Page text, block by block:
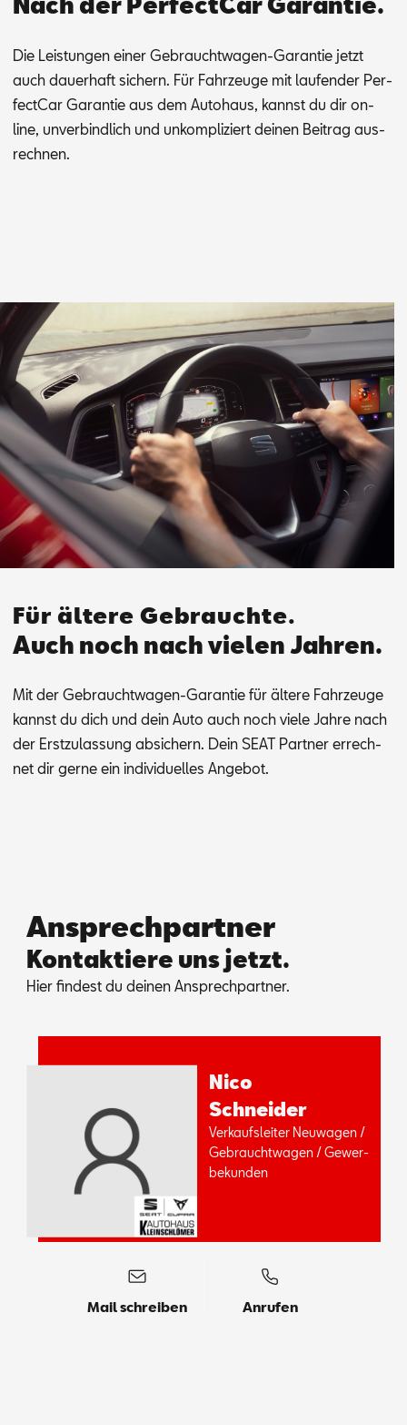
Die Leis­tun­gen ei­ner Ge­braucht­wa­gen-Ga­ran­tie jetzt
auch dau­er­haft si­chern. Für Fahr­zeu­ge mit lau­fen­der Per­
fec­t­Car Ga­ran­tie aus dem Au­to­haus, kannst du dir on­
line, un­ver­bind­lich und un­kom­pli­ziert dei­nen Bei­trag aus­
rech­nen.
Für ältere Gebrauchte.
Auch noch nach vielen Jahren.
Mit der Ge­braucht­wa­gen-Ga­ran­tie für äl­te­re Fahr­zeu­ge
kannst du dich und dein Auto auch noch vie­le Jah­re nach
der Erst­zu­las­sung ab­si­chern. Dein SEAT Part­ner er­rech­
net dir ger­ne ein in­di­vi­du­el­les An­ge­bot.
Ansprechpartner
Kontaktiere uns jetzt.
Hier fin­dest du dei­nen An­sprech­part­ner.
Nico
Schnei­der
Ver­kaufs­leiter Neu­wa­gen /
Ge­braucht­wa­gen / Ge­wer­
be­kun­den
Mail schreiben Anrufen